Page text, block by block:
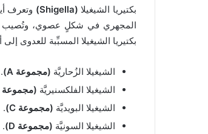
بكتيريا الشيغيلا (Shigella)
وتعرف
المجهري في شكلٍ عصوي، وتُصيب
بكتيريا الشيغيلا المسبِّبة للعدوى
الشيغيلا الزُحاريَّة (مجموعة A)
.
الشيغيلا الفلكسنيريَّة (مجموعة B)
الشيغيلا البويديَّة (مجموعة C)
.
الشيغيلا السونيَّة (مجموعة D) .